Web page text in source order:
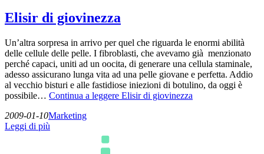
Elisir di giovinezza
Un’altra sorpresa in arrivo per quel che riguarda le enormi abilità
delle cellule delle pelle. I fibroblasti, che avevamo già menzionato
perché capaci, uniti ad un oocita, di generare una cellula staminale,
adesso assicurano lunga vita ad una pelle giovane e perfetta. Addio
al vecchio bisturi e alle fastidiose iniezioni di botulino, da oggi è
possibile… Continua a leggere Elisir di giovinezza
2009-01-10Marketing
Leggi di più